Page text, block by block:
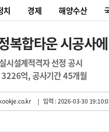
치 경제 해양수산
복합타운 시공사
시설계적격자 선정 공시
3226억, 공사기간 45개월
| 입력 : 2026-03-30